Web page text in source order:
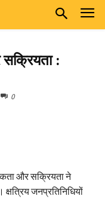
:
0
और सक्रियता ने
जनप्रतिनिधियों